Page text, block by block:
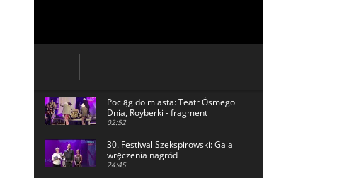
Pociąg do miasta: Teatr Ósmego
Dnia, Royberki - fragment
spektaklu
02:52
30. Festiwal Szekspirowski: Gala
wręczenia nagród
24:45